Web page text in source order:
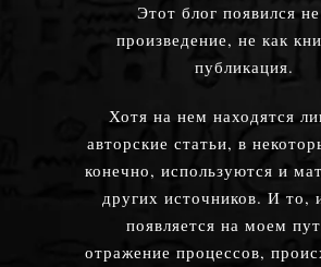
Этот блог появился
произведение, не как
публикация.
Хотя на нем находятся
авторские статьи, в
конечно, используются и
других источников. И то,
появляется на моем
отражение процессов,